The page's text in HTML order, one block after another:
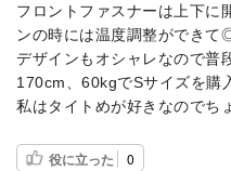
フロントファスナーは上下に
ンの時には温度調整ができて
デザインもオシャレなので普
170cm、60kgでSサイズを購
私はタイトめが好きなのでち
役に立った 0